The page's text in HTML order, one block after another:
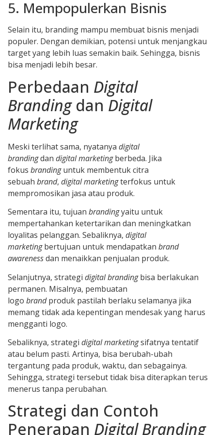
5. Mempopulerkan Bisnis
Selain itu, branding mampu membuat bisnis menjadi
populer. Dengan demikian, potensi untuk menjangkau
target yang lebih luas semakin baik. Sehingga, bisnis
bisa menjadi lebih besar.
Perbedaan Digital
Brandingdan Digital
Marketing
Meski terlihat sama, nyatanya digital
brandingdan digital marketingberbeda. Jika
fokus brandinguntuk membentuk citra
sebuah brand, digital marketingterfokus untuk
mempromosikan jasa atau produk.
Sementara itu, tujuan brandingyaitu untuk
mempertahankan ketertarikan dan meningkatkan
loyalitas pelanggan. Sebaliknya, digital
marketingbertujuan untuk mendapatkan brand
awarenessdan menaikkan penjualan produk.
Selanjutnya, strategi digital brandingbisa berlakukan
permanen. Misalnya, pembuatan
logo brandproduk pastilah berlaku selamanya jika
memang tidak ada kepentingan mendesak yang harus
mengganti logo.
Sebaliknya, strategi digital marketingsifatnya tentatif
atau belum pasti. Artinya, bisa berubah-ubah
tergantung pada produk, waktu, dan sebagainya.
Sehingga, strategi tersebut tidak bisa diterapkan terus
menerus tanpa perubahan.
Strategi dan Contoh
Penerapan Digital Branding